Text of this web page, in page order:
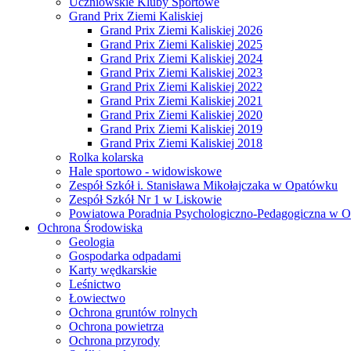
Grand Prix Ziemi Kaliskiej
Grand Prix Ziemi Kaliskiej 2026
Grand Prix Ziemi Kaliskiej 2025
Grand Prix Ziemi Kaliskiej 2024
Grand Prix Ziemi Kaliskiej 2023
Grand Prix Ziemi Kaliskiej 2022
Grand Prix Ziemi Kaliskiej 2021
Grand Prix Ziemi Kaliskiej 2020
Grand Prix Ziemi Kaliskiej 2019
Grand Prix Ziemi Kaliskiej 2018
Rolka kolarska
Hale sportowo - widowiskowe
Zespół Szkół i. Stanisława Mikołajczaka w Opatówku
Zespół Szkół Nr 1 w Liskowie
Powiatowa Poradnia Psychologiczno-Pedagogiczna w
Ochrona Środowiska
Geologia
Gospodarka odpadami
Karty wędkarskie
Leśnictwo
Łowiectwo
Ochrona gruntów rolnych
Ochrona powietrza
Ochrona przyrody